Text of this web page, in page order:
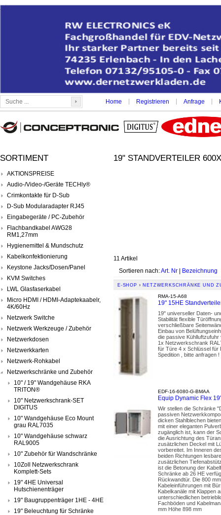
Home Registrieren Anfrage
SORTIMENT
AKTIONSPREISE
Audio-/Video-/Geräte TECHly®
Crimkontakte für D-Sub
D-Sub Modularadapter RJ45
Eingabegeräte / PC-Zubehör
Flachbandkabel AWG28
RM1,27mm
Hygienemittel & Mundschutz
Kabelkonfektionierung
Keystone Jacks/Dosen/Panel
KVM Switches
LWL Glasfaserkabel
Micro HDMI / HDMI-Adaptekaabelr,
4K/60Hz
Netzwerk Switche
Netzwerk Werkzeuge / Zubehör
Netzwerkdosen
Netzwerkkarten
Netzwerk-Rohkabel
Netzwerkschränke und Zubehör
10" / 19" Wandgehäuse RKA
TRITON®
10" Netzwerkschrank-SET
DIGITUS
10" Wandgehäuse Eco Mount
grau RAL7035
10" Wandgehäuse schwarz
RAL9005
10" Zubehör für Wandschränke
10Zoll Netzwerkschrank
Komplett-Sets
19" 4HE Universal
Hutschienenträger
19" Baugruppenträger 1HE - 4HE
19" Beleuchtung für Schränke
19" STANDVERTEILER
11 Artikel
Sortieren nach:Art. Nr | Bezeichnung
E-SHOP › NETZWERKSCHRÄNKE UND
RMA-15-A68
19" 15HE
19" universeller Daten-
Stabilität flexible
verschließbare
Einbau von
die passive
1x Netzwerkschrank
für Türe 4 x Schlüssel für
Spedition , bitte anfragen !
EDF-16-6080-G-BMAA
Equip Dynamic Flex
Wir stellen die Schränke
passiven
dicken Stahlblechen
mit einer eleganten
zugänglich ist, kann der
die Ausrichtung des
zusätzlichen Deckel mit
vorbereitet. Im Inneren
beiden Richtungen
zusätzlichen
ist die Betonung der
Schränke ab 26 HE
Rückwandtür. Die 800
Kabeleinführungen mit
Kabelkanäle mit Klappen
unterschiedlichen
Fachböden und
mm Höhe 898 mm